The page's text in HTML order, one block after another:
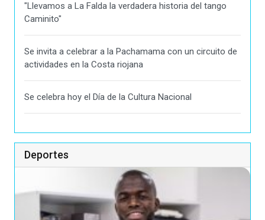
"Llevamos a La Falda la verdadera historia del tango
Caminito"
Se invita a celebrar a la Pachamama con un circuito de
actividades en la Costa riojana
Se celebra hoy el Día de la Cultura Nacional
Deportes